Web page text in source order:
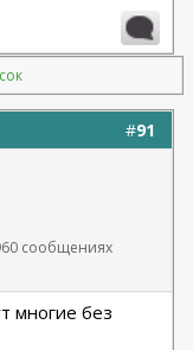
#91
сообщениях
многие без